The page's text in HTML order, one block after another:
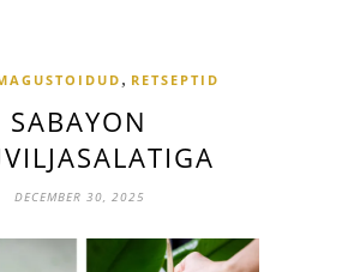
, RETSEPTID
SABAYON
DECEMBER 30, 2025